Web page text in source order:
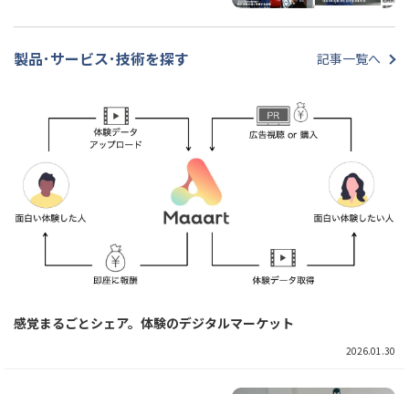
製品･サービス･技術を探す 記事一覧へ
感覚まるごとシェア。体験のデジタルマーケット
2026.01.30